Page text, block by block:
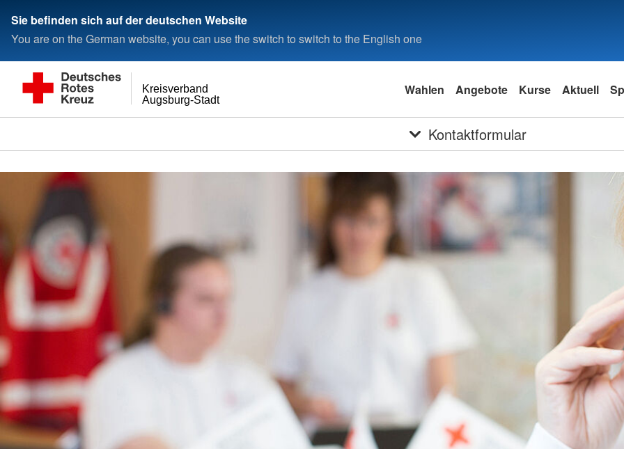
Sie befinden sich auf der deutschen Website
You are on the German website, you can use the switch to switch to the English one
Augsburg-Stadt
Kreisverband Wahlen Angebote Kurse Aktuell
Kontaktformular